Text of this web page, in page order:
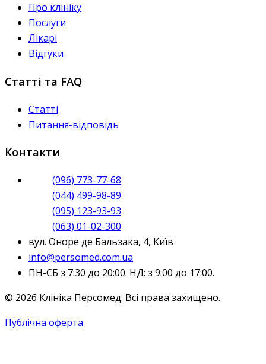
Про клініку
Послуги
Лікарі
Відгуки
Статті та FAQ
Статті
Питання-відповідь
Контакти
(096) 773-77-68
(044) 499-98-89
(095) 123-93-93
(063) 01-02-300
вул. Оноре де Бальзака, 4, Київ
info@persomed.com.ua
ПН-СБ з 7:30 до 20:00. НД: з 9:00 до 17:00.
© 2026 Клініка Персомед. Всі права захищено.
Публічна оферта